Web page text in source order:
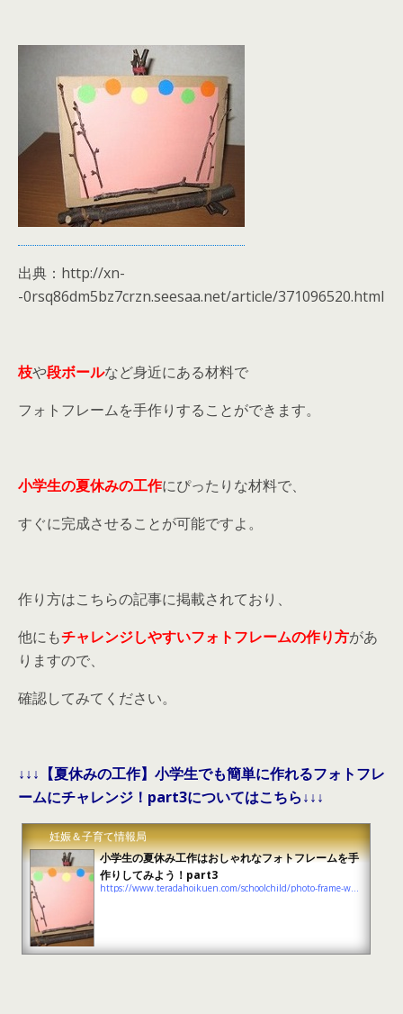
出典：http://xn-
-0rsq86dm5bz7crzn.seesaa.net/article/371096520.html
枝や段ボールなど身近にある材料で
フォトフレームを手作りすることができます。
小学生の夏休みの工作にぴったりな材料で、
すぐに完成させることが可能ですよ。
作り方はこちらの記事に掲載されており、
他にもチャレンジしやすいフォトフレームの作り方があ
りますので、
確認してみてください。
↓↓↓【夏休みの工作】小学生でも簡単に作れるフォトフレ
ームにチャレンジ！part3についてはこちら↓↓↓
妊娠＆子育て情報局
小学生の夏休み工作はおしゃれなフォトフレームを手
作りしてみよう！part3
https://www.teradahoikuen.com/schoolchild/photo-frame-work-3